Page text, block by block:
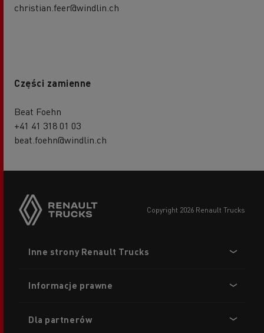
christian.feer@windlin.ch
Części zamienne
Beat Foehn
+41 41 318 01 03
beat.foehn@windlin.ch
copyright 2026 Renault Trucks
menu
Inne strony Renault Trucks
Informacje prawne
Dla partnerów